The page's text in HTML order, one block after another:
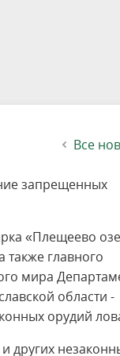
спорта
карта
Все
запрещенных
«Плещеево
также главного
мира
области -
орудий
других